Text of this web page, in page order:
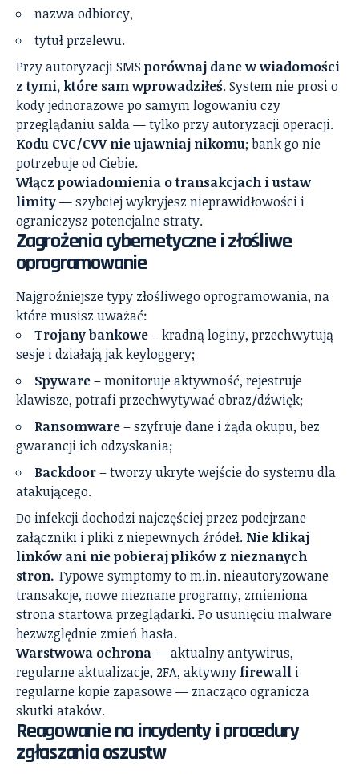
nazwa odbiorcy,
tytuł przelewu.
Przy autoryzacji SMS porównaj dane w wiadomości
z tymi, które sam wprowadziłeś. System nie prosi o
kody jednorazowe po samym logowaniu czy
przeglądaniu salda — tylko przy autoryzacji operacji.
Kodu CVC/CVV nie ujawniaj nikomu; bank go nie
potrzebuje od Ciebie.
Włącz powiadomienia o transakcjach i ustaw
limity— szybciej wykryjesz nieprawidłowości i
ograniczysz potencjalne straty.
Zagrożenia cybernetyczne i złośliwe
oprogramowanie
Najgroźniejsze typy złośliwego oprogramowania, na
które musisz uważać:
Trojany bankowe– kradną loginy, przechwytują
sesje i działają jak keyloggery;
Spyware– monitoruje aktywność, rejestruje
klawisze, potrafi przechwytywać obraz/dźwięk;
Ransomware– szyfruje dane i żąda okupu, bez
gwarancji ich odzyskania;
Backdoor– tworzy ukryte wejście do systemu dla
atakującego.
Do infekcji dochodzi najczęściej przez podejrzane
załączniki i pliki z niepewnych źródeł. Nie klikaj
linków ani nie pobieraj plików z nieznanych
stron. Typowe symptomy to m.in. nieautoryzowane
transakcje, nowe nieznane programy, zmieniona
strona startowa przeglądarki. Po usunięciu malware
bezwzględnie zmień hasła.
Warstwowa ochrona— aktualny antywirus,
regularne aktualizacje, 2FA, aktywnyfirewall i
regularne kopie zapasowe — znacząco ogranicza
skutki ataków.
Reagowanie na incydenty i procedury
zgłaszania oszustw